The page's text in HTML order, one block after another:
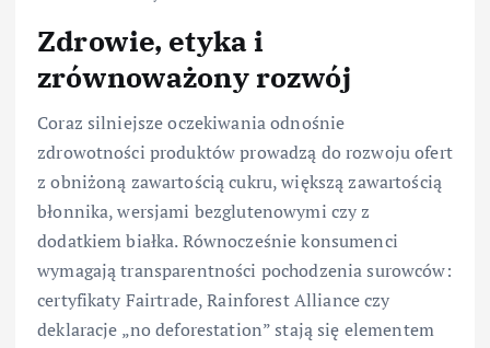
Zdrowie, etyka i
zrównoważony rozwój
Coraz silniejsze oczekiwania odnośnie
zdrowotności produktów prowadzą do rozwoju ofert
z obniżoną zawartością cukru, większą zawartością
błonnika, wersjami bezglutenowymi czy z
dodatkiem białka. Równocześnie konsumenci
wymagają transparentności pochodzenia surowców:
certyfikaty Fairtrade, Rainforest Alliance czy
deklaracje „no deforestation” stają się elementem